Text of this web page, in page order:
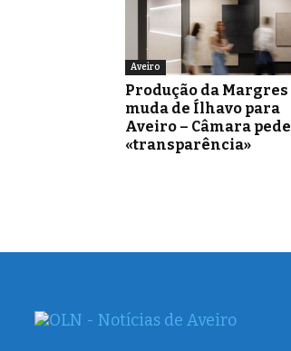
Aveiro
Produção da Margres
muda de Ílhavo para
Aveiro – Câmara pede
«transparência»